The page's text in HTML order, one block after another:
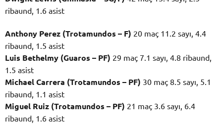
ribaund, 1.6 asist
Anthony Perez (Trotamundos – F) 20 maç 11.2 sayı, 4.4
ribaund, 1.5 asist
Luis Bethelmy (Guaros – PF) 29 maç 7.1 sayı, 4.8 ribaund,
1.5 asist
Michael Carrera (Trotamundos – PF) 30 maç 8.5 sayı, 5.1
ribaund, 1.1 asist
Miguel Ruiz (Trotamundos – PF) 21 maç 3.6 sayı, 6.4
ribaund, 1.6 asist